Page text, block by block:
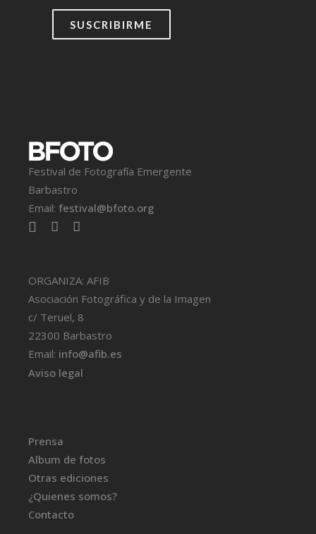
Festival de Fotografía Emergente
Barbastro
Email: festival@bfoto.org
ORGANIZA: AFIB
Asociación Fotográfica y de la Imagen
c/ Teruel, 8
22300 Barbastro
Email: info@afib.es
Aviso legal
Prensa
Album de fotos
Otras ediciones
¿Quienes somos?
Contacto